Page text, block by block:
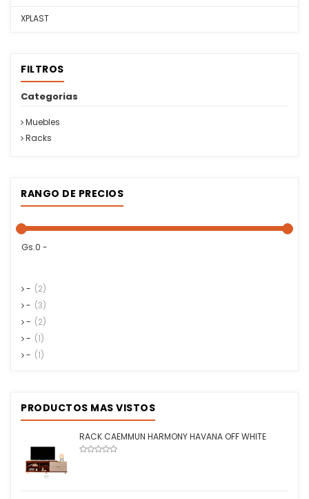
XPLAST
FILTROS
Categorias
Muebles
Racks
RANGO DE PRECIOS
Gs.0 -
- (2)
- (3)
- (2)
- (1)
- (1)
PRODUCTOS MAS VISTOS
RACK CAEMMUN HARMONY HAVANA OFF WHITE